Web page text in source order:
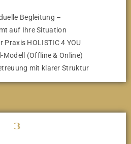
Begleitung –
auf Ihre Situation
Praxis HOLISTIC 4 YOU
Modell (Offline & Online)
mit klarer Struktur
3